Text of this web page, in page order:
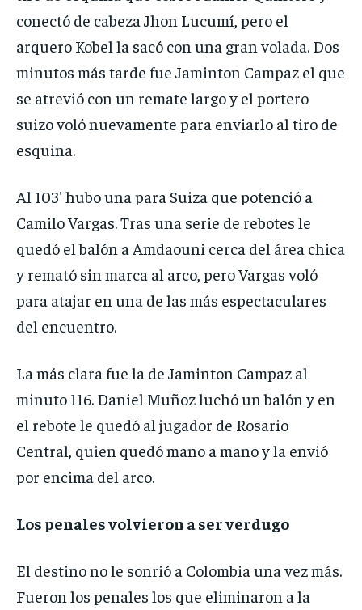
conectó de cabeza Jhon Lucumí, pero el
arquero Kobel la sacó con una gran volada. Dos
minutos más tarde fue Jaminton Campaz el que
se atrevió con un remate largo y el portero
suizo voló nuevamente para enviarlo al tiro de
esquina.
Al 103′ hubo una para Suiza que potenció a
Camilo Vargas. Tras una serie de rebotes le
quedó el balón a Amdaouni cerca del área chica
y remató sin marca al arco, pero Vargas voló
para atajar en una de las más espectaculares
del encuentro.
La más clara fue la de Jaminton Campaz al
minuto 116. Daniel Muñoz luchó un balón y en
el rebote le quedó al jugador de Rosario
Central, quien quedó mano a mano y la envió
por encima del arco.
Los penales volvieron a ser verdugo
El destino no le sonrió a Colombia una vez más.
Fueron los penales los que eliminaron a la